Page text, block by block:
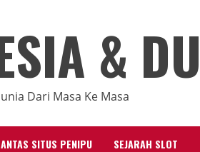
&
Dari Masa Ke Masa
SITUS PENIPU SEJARAH SLOT